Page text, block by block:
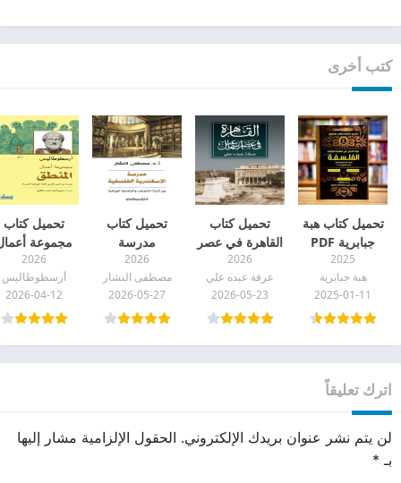
كتب أخرى
تحميل كتاب هبة
جبابرية PDF
كيف تتحصل على
العلامة الكاملة
في الفلسفة
2025
هبة جبابرية
2025-01-11
تحميل كتاب
القاهرة في عصر
إسماعيل pdf
2026
عرفة عبده علي
2026-05-23
تحميل كتاب
مدرسة
الإسكندرية
الفلسفية (بين
التراث الشرقي
والفلسفة
2026
مصطفى النشار
2026-05-27
تحميل كتاب
مجموعة
المنطق pdf
2026
أرسطوطاليس
2026-04-12
اترك تعليقاً
لن يتم نشر عنوان بريدك الإلكتروني. الحقول الإلزامية مشار إليها
بـ *